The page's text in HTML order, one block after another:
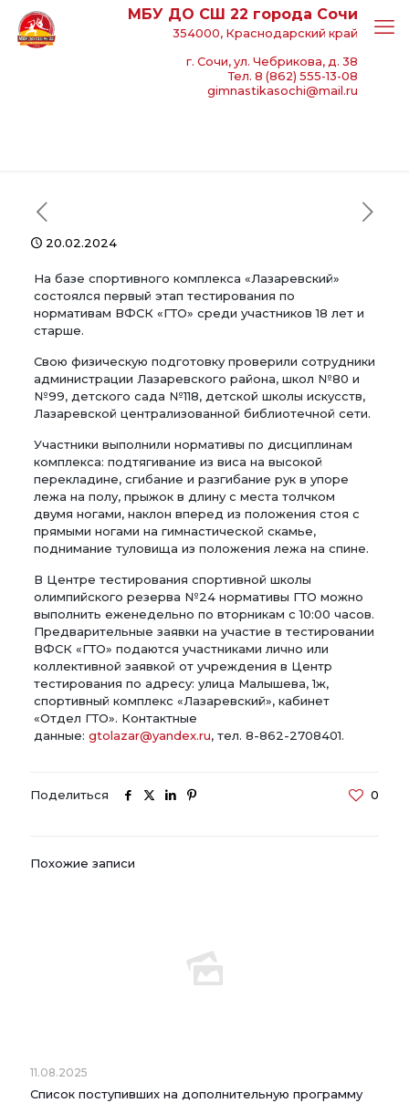
МБУ ДО СШ 22 города Сочи
354000, Краснодарский край
г. Сочи, ул. Чебрикова, д. 38
Тел. 8 (862) 555-13-08
gimnastikasochi@mail.ru
20.02.2024
На базе спортивного комплекса «Лазаревский»
состоялся первый этап тестирования по
нормативам ВФСК «ГТО» среди участников 18 лет и
старше.
Свою физическую подготовку проверили сотрудники
администрации Лазаревского района, школ №80 и
№99, детского сада №118, детской школы искусств,
Лазаревской централизованной библиотечной сети.
Участники выполнили нормативы по дисциплинам
комплекса: подтягивание из виса на высокой
перекладине, сгибание и разгибание рук в упоре
лежа на полу, прыжок в длину с места толчком
двумя ногами, наклон вперед из положения стоя с
прямыми ногами на гимнастической скамье,
поднимание туловища из положения лежа на спине.
В Центре тестирования спортивной школы
олимпийского резерва №24 нормативы ГТО можно
выполнить еженедельно по вторникам с 10:00 часов.
Предварительные заявки на участие в тестировании
ВФСК «ГТО» подаются участниками лично или
коллективной заявкой от учреждения в Центр
тестирования по адресу: улица Малышева, 1ж,
спортивный комплекс «Лазаревский», кабинет
«Отдел ГТО». Контактные
данные: gtolazar@yandex.ru, тел. 8-862-2708401.
Поделиться 0
Похожие записи
11.08.2025
Список поступивших на дополнительную программу